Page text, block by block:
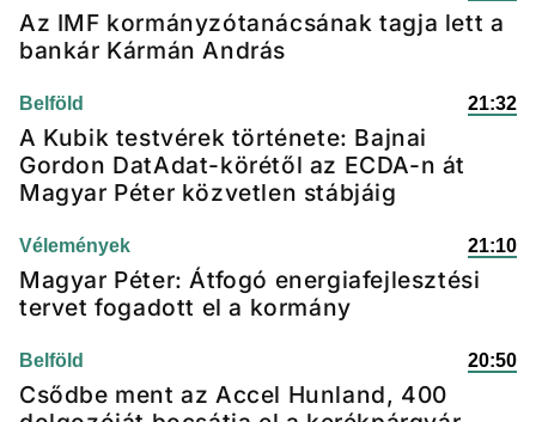
Az IMF kormányzótanácsának tagja lett a
bankár Kármán András
Belföld 21:32
A Kubik testvérek története: Bajnai
Gordon DatAdat-körétől az ECDA-n át
Magyar Péter közvetlen stábjáig
Vélemények 21:10
Magyar Péter: Átfogó energiafejlesztési
tervet fogadott el a kormány
Belföld 20:50
Csődbe ment az Accel Hunland, 400